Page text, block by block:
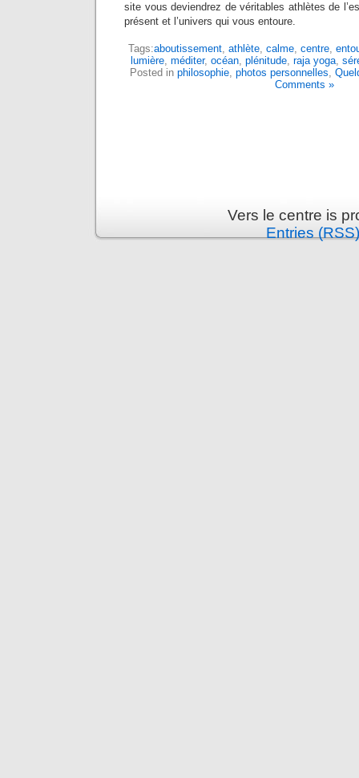
site vous deviendrez de véritables athlètes de
présent et l’univers qui vous entoure.
Tags:aboutissement, athlète, calme, centre,
lumière, méditer, océan, plénitude, raja yoga,
Posted in philosophie, photos personnelles,
Comments »
Vers le centre is
Entries (RSS)